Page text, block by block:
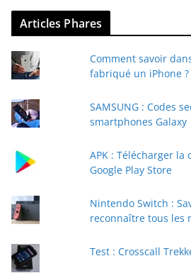
v
r
e
e
a
Articles Phares
Comment savoir
fabriqué un iPhone ?
SAMSUNG : Codes
smartphones Galaxy
APK : Télécharger
Google Play Store
Nintendo Switch :
reconnaître tous les
Test : Crosscall